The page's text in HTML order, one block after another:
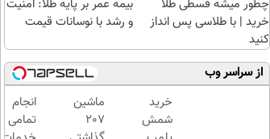
چطور میشه قسطی طلا
خرید | با طلاسی پس انداز
کنید
بیمه عمر بر پایه طلا: امنیت
و رشد با نوسانات قیمت
از سراسر وب
خرید
شمش
ماشین
207
انجام
تمامی